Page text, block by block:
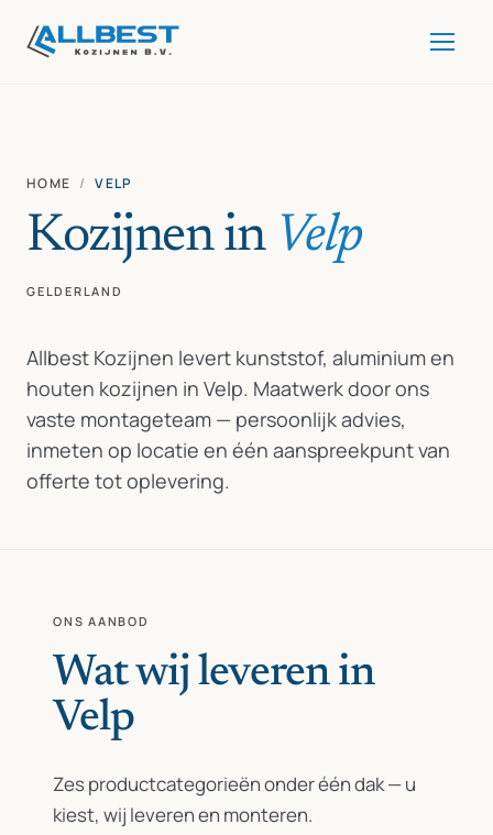
HOME / VELP
Kozijnen in Velp
GELDERLAND
Allbest Kozijnen levert kunststof, aluminium en
houten kozijnen in Velp. Maatwerk door ons
vaste montageteam — persoonlijk advies,
inmeten op locatie en één aanspreekpunt van
offerte tot oplevering.
ONS AANBOD
Wat wij leveren in
Velp
Zes productcategorieën onder één dak — u
kiest, wij leveren en monteren.